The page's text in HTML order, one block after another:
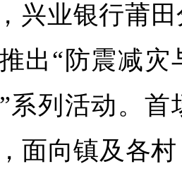
兴业银行莆
出“防震减
系列活动。
面向镇及各